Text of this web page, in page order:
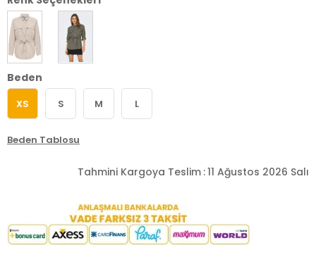
Beden
XS S M L
Beden Tablosu
Tahmini Kargoya Teslim :11 Ağustos 2026 Salı